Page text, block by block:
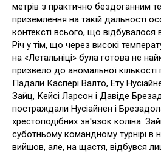
метрів з практично бездоганним
приземлення на такій дальності
контексті всього, що відбувалося
Річ у тім, що через високі
на «Летальніці» була готова не
призвело до аномальної кількості
Падали Каспері Валто, Ету
Зайц, Кейсі Ларсон і Давіде
постраждали Нусіайнен і
хрестоподібних зв'язок коліна.
суботньому командному турнірі в
вийшов, але, на щастя, відбувся